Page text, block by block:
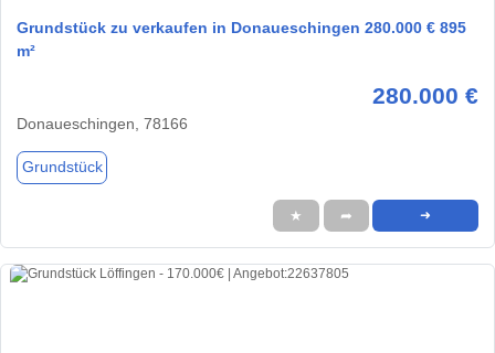
Grundstück zu verkaufen in Donaueschingen 280.000 € 895
m²
280.000 €
Donaueschingen, 78166
Grundstück
★ ➦ ➜